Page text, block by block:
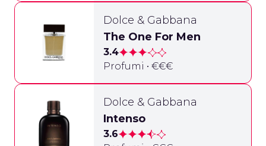
Dolce & Gabbana
The One For Men
3.4
Profumi • €€€
Dolce & Gabbana
Intenso
3.6